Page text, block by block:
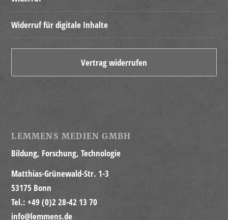
Widerruf für digitale Inhalte
Vertrag widerrufen
LEMMENS MEDIEN GMBH
Bildung, Forschung, Technologie
Matthias-Grünewald-Str. 1-3
53175 Bonn
Tel.: +49 (0)2 28-42 13 70
info@lemmens.de